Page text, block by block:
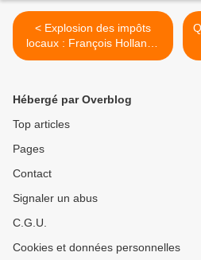
< Explosion des impôts
locaux : François Hollande
ne tient pas sa promesse
Hébergé par Overblog
Top articles
Pages
Contact
Signaler un abus
C.G.U.
Cookies et données personnelles